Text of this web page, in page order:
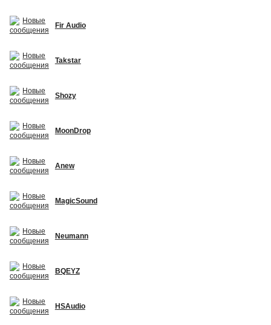
Fir Audio
Takstar
Shozy
MoonDrop
Anew
MagicSound
Neumann
BQEYZ
HSAudio